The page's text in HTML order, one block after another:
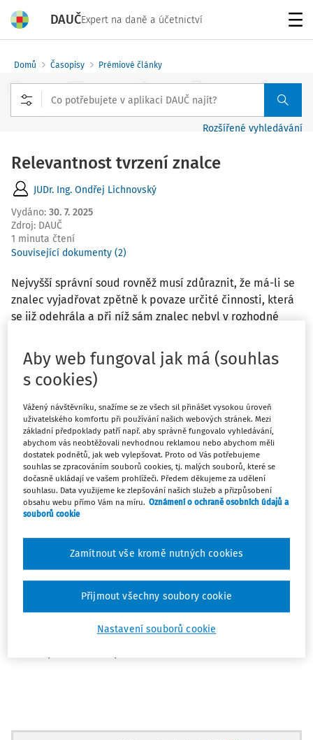
DAUČExpert na daně a účetnictví
Domů Časopisy Prémiové články
Rozšířené vyhledávání
Relevantnost tvrzení znalce
JUDr. Ing. Ondřej Lichnovský
Vydáno: 30. 7. 2025
Zdroj: DAUČ
1 minuta čtení
Související dokumenty (2)
Nejvyšší správní soud rovněž musí zdůraznit, že má-li se
znalec vyjadřovat zpětně k povaze určité činnosti, která
se již odehrála a při níž sám znalec nebyl v rozhodné
povahy věci retrospektivní a závislé na vstupních
podkladech a předaných informacích. Vypovídací
hodnotu pak mají pouze takové znalecké závěry, které
jsou náležitě a logicky odůvodněny, podloženy obsahem
nálezu, vypořádávají se se všemi rozhodnými
skutečnostmi a nejsou v rozporu s výsledky ostatních
důkazů. Jestliže znalec bez dalšího vychází z určitých
vstupních údajů a tyto reprodukuje, pak tím nijak
neverifikuje jejich autenticitu a pravdivost jejich obsahu
a nečiní z nich fakta. Zjednodušeně řečeno, určitá
skutečnost se nestává prokázanou jen proto, že ji znalec
uvedl ve svém posudku. Stěžovatelka se pak sice při
podání vysvětlení znalce doptávala, zda její činnost
vlastními zaměstnanci naplňovala znaky výzkumu a
vývoje, na což znalec odpověděl obdobně. Ani ona se
však nezeptala, ačkoliv měla tu možnost, z jakých
správní soud však připouští, že by bylo vhodné, aby tuto
Aby web fungoval jak má (souhlas
s cookies)
Vážený návštěvníku, snažíme se ze všech sil přinášet vysokou úroveň
uživatelského komfortu při používání našich webových stránek. Mezi
základní předpoklady patří např. aby správně fungovalo vyhledávání,
abychom vás neobtěžovali nevhodnou reklamou nebo abychom měli
dostatek podnětů, jak web vylepšovat. Proto od Vás potřebujeme
souhlas se zpracováním souborů cookies, tj. malých souborů, které se
dočasně ukládají ve vašem prohlížeči. Předem děkujeme za udělení
souhlasu. Data využijeme ke zlepšování našich služeb a přizpůsobení
obsahu webu přímo Vám na míru. Oznámení o ochraně osobních údajů a
souborů cookie
Nastavení souborů cookie
Zamítnout vše kromě nutných cookies
Přijmout všechny soubory cookie